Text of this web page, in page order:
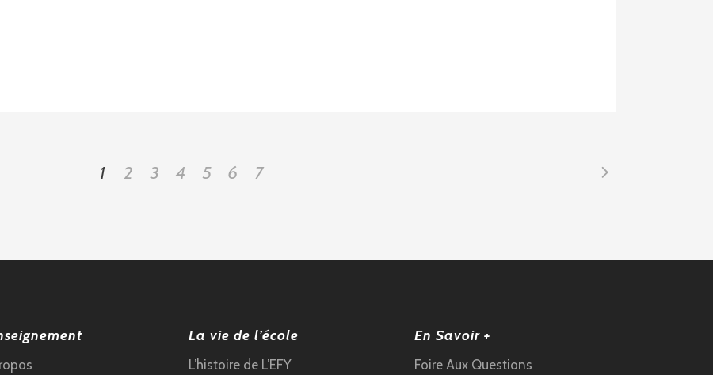
1 2 3 4 5 6 7
La vie de l’école
L’histoire de L’EFY
En Savoir +
Foire Aux Questions